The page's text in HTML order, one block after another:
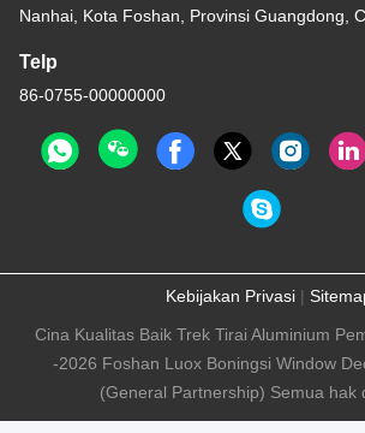
Nanhai, Kota Foshan, Provinsi Guangdong,
Telp
86-0755-00000000
Kebijakan Privasi |
Cina Kualitas Baik Trek Tirai Aluminium
-2026 Foshan Luox Boningsi Window
(General Partnership) Semua hak